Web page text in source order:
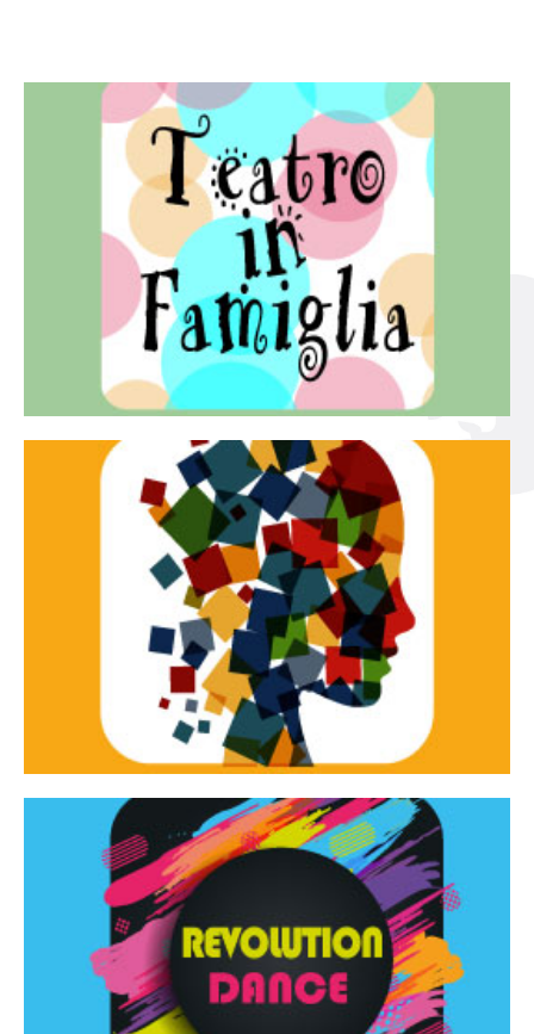
Teatro in famiglia
Teatro In Famiglia è una rassegna di teatro concepita
per far condividere e godere del teatro all’intera
famiglia.
Continua
Tracce dinamiche
Tracce Dinamiche è una rassegna di teatro
d’innovazione e sperimentale.
Continua
Revolution Dance
Rassegna di danza contemporanea – I Edizione